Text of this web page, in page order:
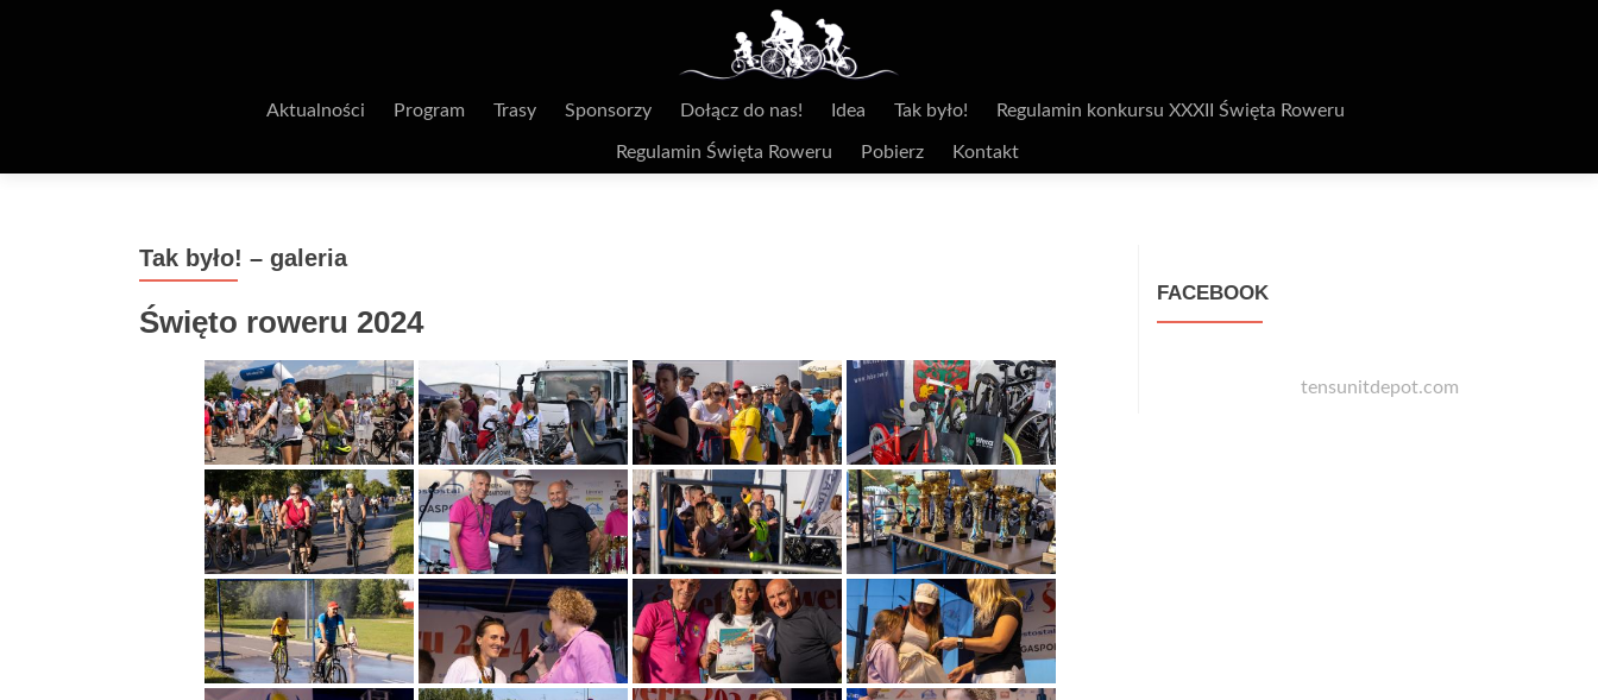
Aktualności Program Trasy Sponsorzy Dołącz do nas! Idea Tak było! Regulamin konkursu XXXII Święta Roweru
Regulamin Święta Roweru Pobierz Kontakt
Tak było! – galeria
Święto roweru 2024
FACEBOOK
tensunitdepot.com